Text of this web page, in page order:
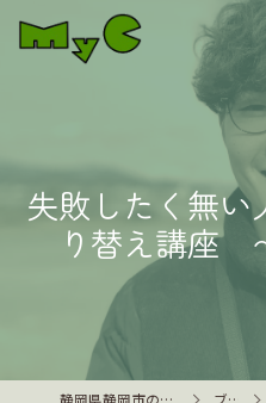
失敗したく無
り替え講座